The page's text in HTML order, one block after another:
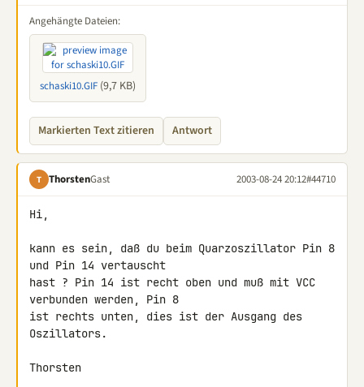
Angehängte Dateien:
schaski10.GIF (9,7 KB)
Markierten Text zitieren Antwort
T ThorstenGast 2003-08-24 20:12#44710
Hi,
kann es sein, daß du beim Quarzoszillator Pin 8
und Pin 14 vertauscht
hast ? Pin 14 ist recht oben und muß mit VCC
verbunden werden, Pin 8
ist rechts unten, dies ist der Ausgang des
Oszillators.
Thorsten